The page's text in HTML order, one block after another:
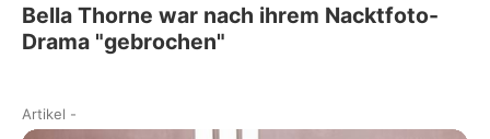
Bella Thorne war nach ihrem Nacktfoto-
Drama "gebrochen"
Artikel -